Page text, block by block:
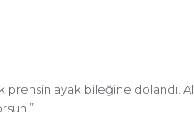
ayak bileğine dolandı.